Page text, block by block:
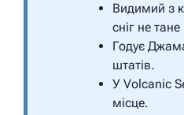
Видимий з
сніг не
Годує
штатів.
У Volcanic
місце.